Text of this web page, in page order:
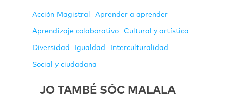
Acción Magistral Aprender a aprender
Aprendizaje colaborativo Cultural y artística
Diversidad Igualdad Interculturalidad
Social y ciudadana
JO TAMBÉ SÓC MALALA